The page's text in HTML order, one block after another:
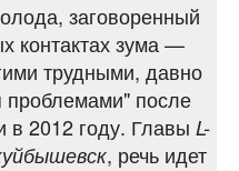
заговоренный
контактах зума —
трудными, давно
после
в 2012 году. Главы L-
, речь идет